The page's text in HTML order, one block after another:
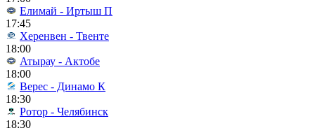
Елимай - Иртыш П
17:45
Херенвен - Твенте
18:00
Атырау - Актобе
18:00
Верес - Динамо К
18:30
Ротор - Челябинск
18:30